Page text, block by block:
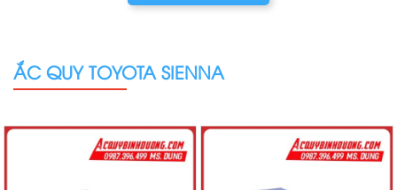
ẮC QUY TOYOTA SIENNA